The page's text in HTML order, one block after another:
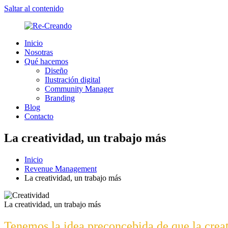
Saltar al contenido
Creando
Damos
forma
Inicio
Nosotras
Qué hacemos
Diseño
Ilustración digital
Community Manager
Branding
Blog
Contacto
La creatividad, un trabajo más
Inicio
Revenue Management
La creatividad, un trabajo más
La creatividad, un trabajo más